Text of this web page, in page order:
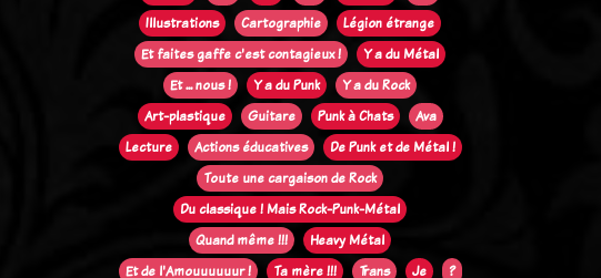
Illustrations
Cartographie
Légion étrange
Et faites gaffe c'est contagieux !
Y a du Métal
Et ... nous !
Y a du Punk
Y a du Rock
Art-plastique
Guitare Punk à Chats
Ava
Lecture
Actions éducatives
De Punk et de Métal !
Toute une cargaison de Rock
Du classique ! Mais Rock-Punk-Métal
Quand même !!!
Heavy Métal
Et de l'Amouuuuuur !
Ta mère !!! Trans Je ?